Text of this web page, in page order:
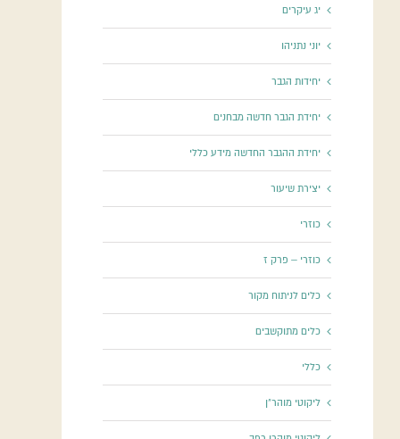
יג עיקרים
יוני נתניהו
יחידות הגבר
יחידת הגבר חדשה מבחנים
יחידת ההגבר החדשה מידע כללי
יצירת שיעור
כוזרי
כוזרי – פרק ז
כלים לניתוח מקור
כלים מתוקשבים
כללי
ליקוטי מוהר"ן